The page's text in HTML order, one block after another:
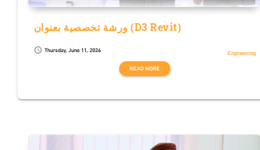
ورشة تخصصية بعنوان (D3 Revit)
schedule Thursday, June 11, 2026
Engineering
READ MORE